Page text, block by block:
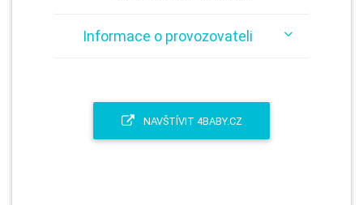
Informace o provozovateli
NAVŠTÍVIT 4BABY.CZ